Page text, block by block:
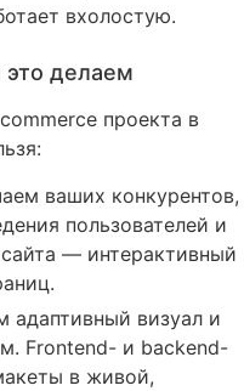
вхолостую.
это делаем
проекта в
:
ваших конкурентов,
пользователей и
— интерактивный
.
адаптивный визуал и
Frontend- и backend-
в живой,